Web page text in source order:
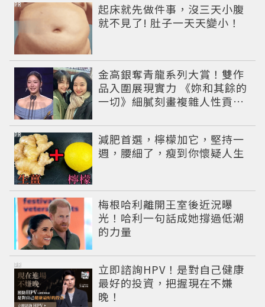
起床就先做件事，沒三天小腹
就不見了! 肚子一天天變小！
PR
金高銀奪青龍系列大賞！雙作
品入圍展現實力 《妳和其餘的
一切》細膩刻畫複雜人性貢獻
減肥首選，檸檬加它，堅持一
週，腰細了，瘦到你懷疑人生
PR
梅根哈利離開王室後近況曝
光！哈利一句話成她撐過低潮
的力量
立即諮詢HPV！是對自己健康
最好的投資，把握現在不嫌
晚！
PR